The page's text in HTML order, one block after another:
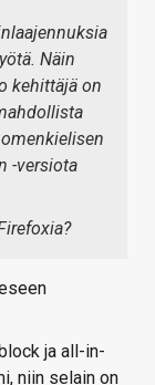
Näin
kehittäjä on
-versiota
ja all-in-
niin selain on